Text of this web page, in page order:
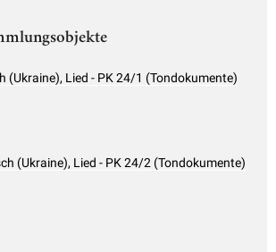
(Ukraine), Lied - PK 24/1 (Tondokumente)
(Ukraine), Lied - PK 24/2 (Tondokumente)